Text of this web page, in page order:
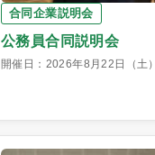
合同企業説明会
公務員合同説明会
開催日：2026年8月22日（土）